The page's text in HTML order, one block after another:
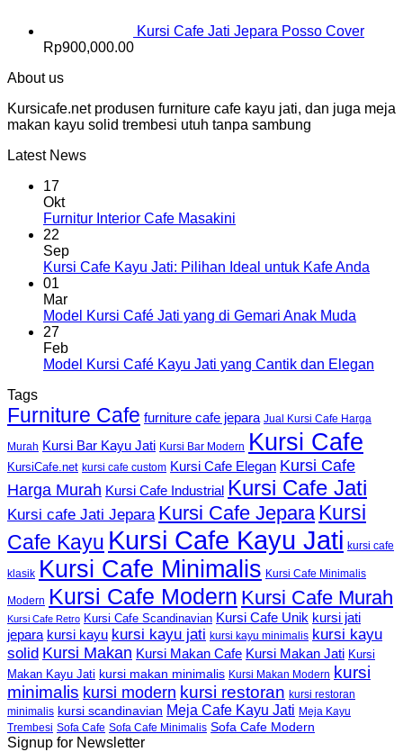
Kursi Cafe Jati Jepara Posso Cover
Rp900,000.00
About us
Kursicafe.net produsen furniture cafe kayu jati, dan juga meja
makan kayu solid trembesi utuh tanpa sambung
Latest News
17
Okt
Furnitur Interior Cafe Masakini
22
Sep
Kursi Cafe Kayu Jati: Pilihan Ideal untuk Kafe Anda
01
Mar
Model Kursi Café Jati yang di Gemari Anak Muda
27
Feb
Model Kursi Café Kayu Jati yang Cantik dan Elegan
Tags
Furniture Cafe furniture cafe jepara Jual Kursi Cafe Harga
Murah Kursi Bar Kayu Jati Kursi Bar Modern Kursi Cafe
KursiCafe.net kursi cafe custom Kursi Cafe Elegan Kursi Cafe
Harga Murah Kursi Cafe Industrial Kursi Cafe Jati
Kursi cafe Jati Jepara Kursi Cafe Jepara Kursi
Cafe Kayu Kursi Cafe Kayu Jati kursi cafe
klasik Kursi Cafe Minimalis Kursi Cafe Minimalis
Modern Kursi Cafe Modern Kursi Cafe Murah
Kursi Cafe Retro Kursi Cafe Scandinavian Kursi Cafe Unik kursi jati
jepara kursi kayu kursi kayu jati kursi kayu minimalis kursi kayu
solid Kursi Makan Kursi Makan Cafe Kursi Makan Jati Kursi
Makan Kayu Jati kursi makan minimalis Kursi Makan Modern
kursi
minimalis kursi modern kursi restoran kursi restoran
minimalis kursi scandinavian Meja Cafe Kayu Jati Meja Kayu
Trembesi Sofa Cafe Sofa Cafe Minimalis Sofa Cafe Modern
Signup for Newsletter